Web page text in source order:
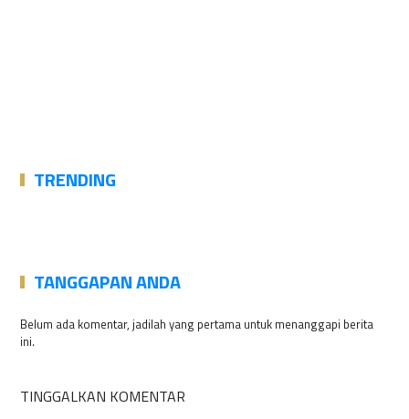
TRENDING
TANGGAPAN ANDA
Belum ada komentar, jadilah yang pertama untuk menanggapi berita
ini.
TINGGALKAN KOMENTAR